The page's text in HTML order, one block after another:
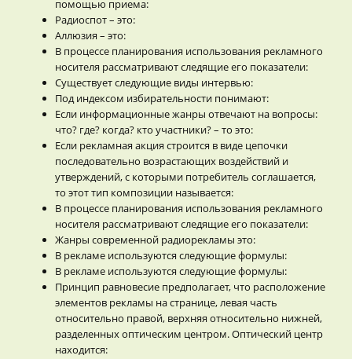
помощью приема:
Радиоспот – это:
Аллюзия – это:
В процессе планирования использования рекламного
носителя рассматривают следящие его показатели:
Существует следующие виды интервью:
Под индексом избирательности понимают:
Если информационные жанры отвечают на вопросы:
что? где? когда? кто участники? – то это:
Если рекламная акция строится в виде цепочки
последовательно возрастающих воздействий и
утверждений, с которыми потребитель соглашается,
то этот тип композиции называется:
В процессе планирования использования рекламного
носителя рассматривают следящие его показатели:
Жанры современной радиорекламы это:
В рекламе используются следующие формулы:
В рекламе используются следующие формулы:
Принцип равновесие предполагает, что расположение
элементов рекламы на странице, левая часть
относительно правой, верхняя относительно нижней,
разделенных оптическим центром. Оптический центр
находится: